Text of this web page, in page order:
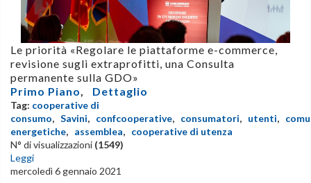
Le priorità «Regolare le piattaforme e-commerce,
revisione sugli extraprofitti, una Consulta
permanente sulla GDO»
Primo Piano, Dettaglio
Tag: cooperative di
consumo, Savini, confcooperative, consumatori, utenti,
energetiche, assemblea, cooperative di utenza
N° di visualizzazioni (1549)
Leggi
mercoledì 6 gennaio 2021